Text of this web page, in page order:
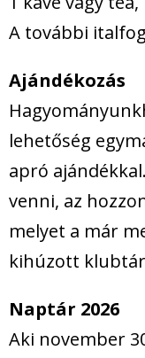
A további
Ajándékozás
lehetőség
apró
venni, az
melyet a már
kihúzott
Naptár 2026
Aki november